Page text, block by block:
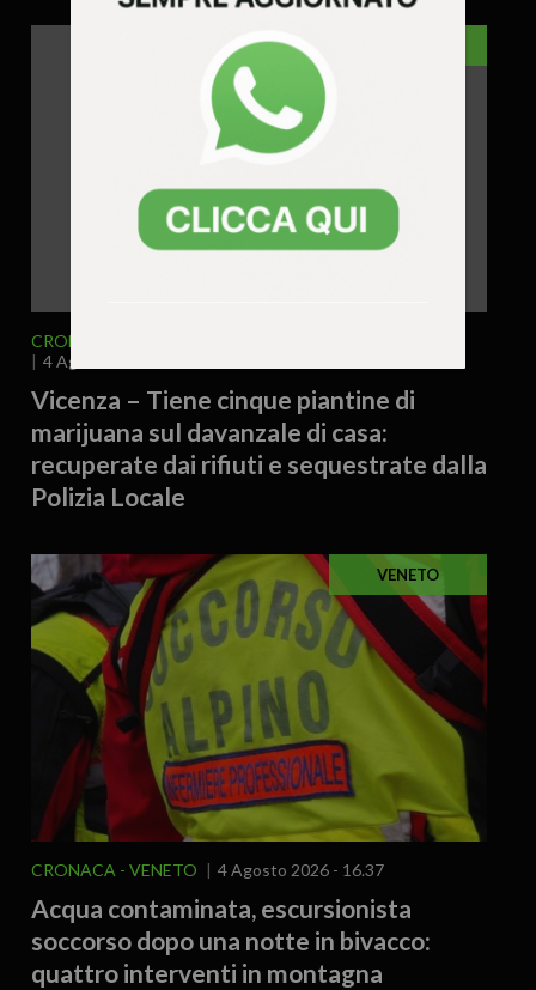
CRONACA
4 Agosto 2026 - 17.19
Vicenza – Tiene cinque piantine di
marijuana sul davanzale di casa:
recuperate dai rifiuti e sequestrate dalla
Polizia Locale
VENETO
CRONACA VENETO 4 Agosto 2026 - 16.37
Acqua contaminata, escursionista
soccorso dopo una notte in bivacco:
quattro interventi in montagna